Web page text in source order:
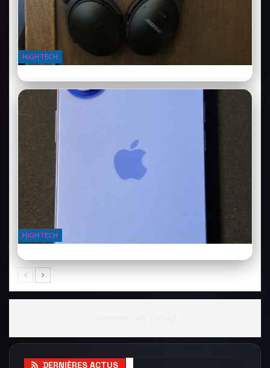
HIGH TECH
HIGH TECH
DERNIÈRES ACTUS